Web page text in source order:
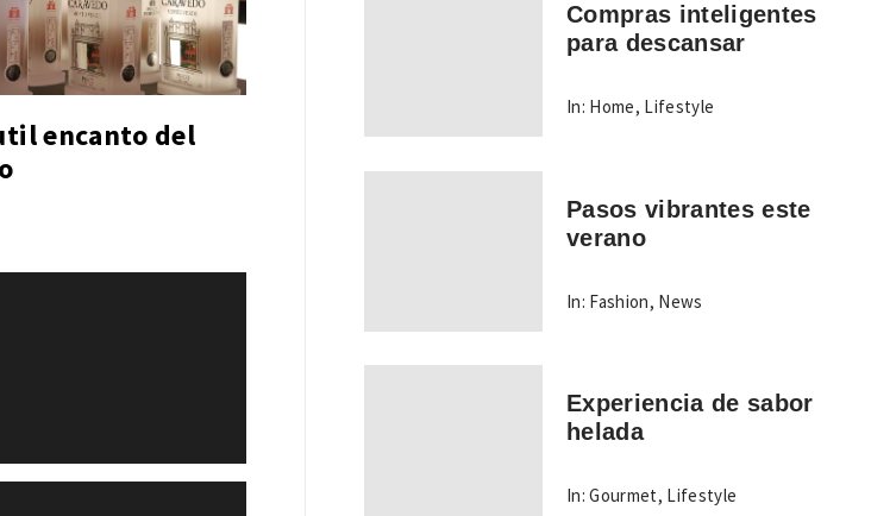
encanto del
Compras inteligentes
para descansar
In: Home, Lifestyle
Pasos vibrantes este
verano
In: Fashion, News
Experiencia de sabor
helada
In: Gourmet, Lifestyle